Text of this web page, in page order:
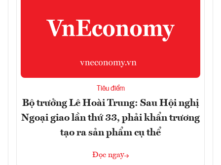
Tiêu điểm
Bộ trưởng Lê Hoài Trung: Sau Hội nghị
Ngoại giao lần thứ 33, phải khẩn trương
tạo ra sản phẩm cụ thể
Đọc ngay